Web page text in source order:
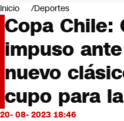
Negocios
Deportes
Programas completos
Cultura
Servicios
Bits
CNN tiempo
Futuro 360
Inicio Deportes
Copa Chile:
impuso
nuevo
cupo para
20- 08- 2023 18:46